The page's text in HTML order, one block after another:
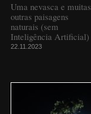
Uma nevasca e muitas
outras paisagens
naturais (sem
Inteligência Artificial)
22.11.2023